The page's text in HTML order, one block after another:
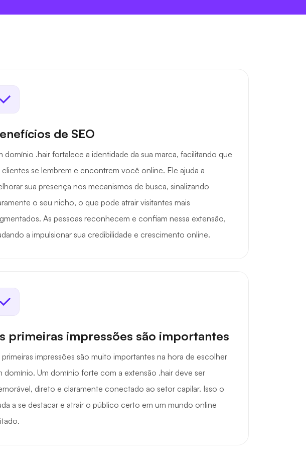
de SEO
domínio .hair fortalece a identidade da sua marca, facilitando que
clientes se lembrem e encontrem você online. Ele ajuda a
sua presença nos mecanismos de busca, sinalizando
o seu nicho, o que pode atrair visitantes mais
As pessoas reconhecem e confiam nessa extensão,
a impulsionar sua credibilidade e crescimento online.
primeiras impressões são importantes
primeiras impressões são muito importantes na hora de escolher
domínio. Um domínio forte com a extensão .hair deve ser
direto e claramente conectado ao setor capilar. Isso o
a se destacar e atrair o público certo em um mundo online